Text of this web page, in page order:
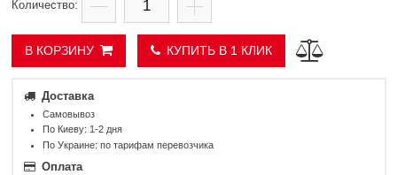
Доставка
Самовывоз
По Киеву: 1-2 дня
По Украине: по тарифам перевозчика
Оплата
В КОРЗИНУ КУПИТЬ В 1 КЛИК